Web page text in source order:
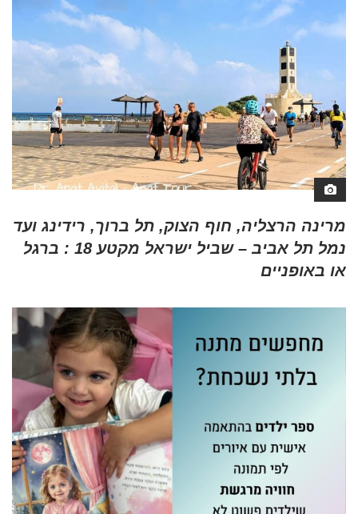
מרינה הרצליה, חוף הצוק, תל ברוך, רידינג ועד
נמל תל אביב – שביל ישראל מקטע 18 : ברגל
או באופניים